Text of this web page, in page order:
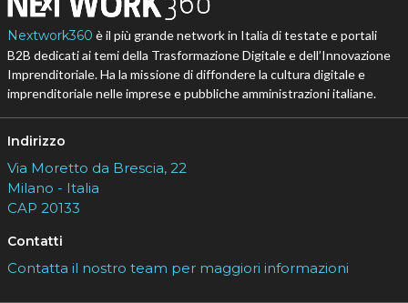
Nextwork360 è il più grande network in Italia di testate e portali
B2B dedicati ai temi della Trasformazione Digitale e dell’Innovazione
Imprenditoriale. Ha la missione di diffondere la cultura digitale e
imprenditoriale nelle imprese e pubbliche amministrazioni italiane.
Indirizzo
Via Moretto da Brescia, 22
Milano - Italia
CAP 20133
Contatti
Contatta il nostro team per maggiori informazioni